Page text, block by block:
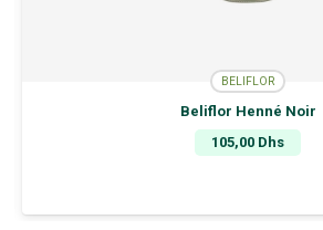
BELIFLOR
Beliflor Henné Noir
105,00 Dhs